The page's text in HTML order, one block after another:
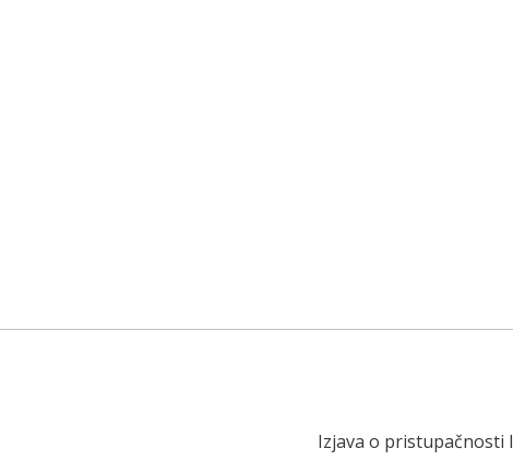
Izjava o pristupačnosti I